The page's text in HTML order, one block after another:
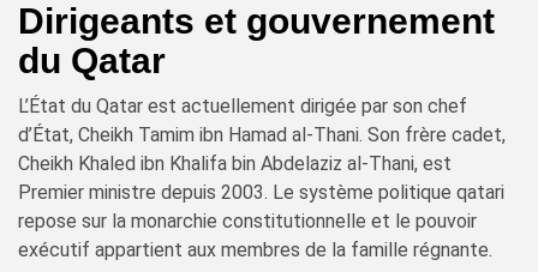
Dirigeants et gouvernement
du Qatar
L’État du Qatar est actuellement dirigée par son chef
d’État, Cheikh Tamim ibn Hamad al-Thani. Son frère cadet,
Cheikh Khaled ibn Khalifa bin Abdelaziz al-Thani, est
Premier ministre depuis 2003. Le système politique qatari
repose sur la monarchie constitutionnelle et le pouvoir
exécutif appartient aux membres de la famille régnante.